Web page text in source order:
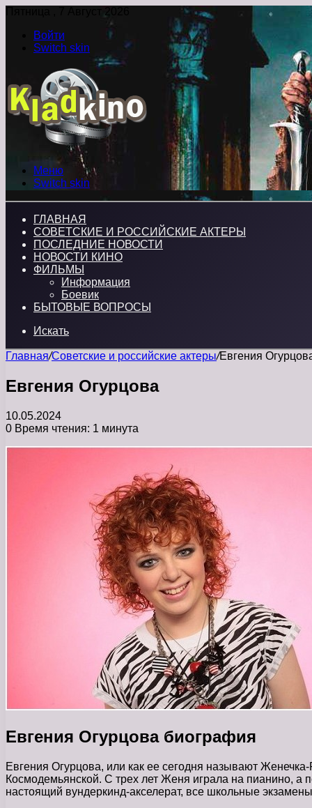
Пятница , 7 Август 2026
Войти
Switch skin
Меню
Switch skin
ГЛАВНАЯ
СОВЕТСКИЕ И РОССИЙСКИЕ АКТЕРЫ
ПОСЛЕДНИЕ НОВОСТИ
НОВОСТИ КИНО
ФИЛЬМЫ
Информация
Боевик
БЫТОВЫЕ ВОПРОСЫ
Искать
Главная/Советские и российские актеры/Евгения
Евгения Огурцова
10.05.2024
0 Время чтения: 1 минута
Евгения Огурцова биография
Евгения Огурцова, или как ее сегодня называют
Космодемьянской. С трех лет Женя играла на пианино,
настоящий вундеркинд-акселерат, все школьные